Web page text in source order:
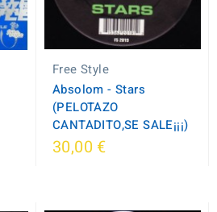
Free Style
Absolom - Stars
(PELOTAZO
CANTADITO,SE SALE¡¡¡)
30,00 €